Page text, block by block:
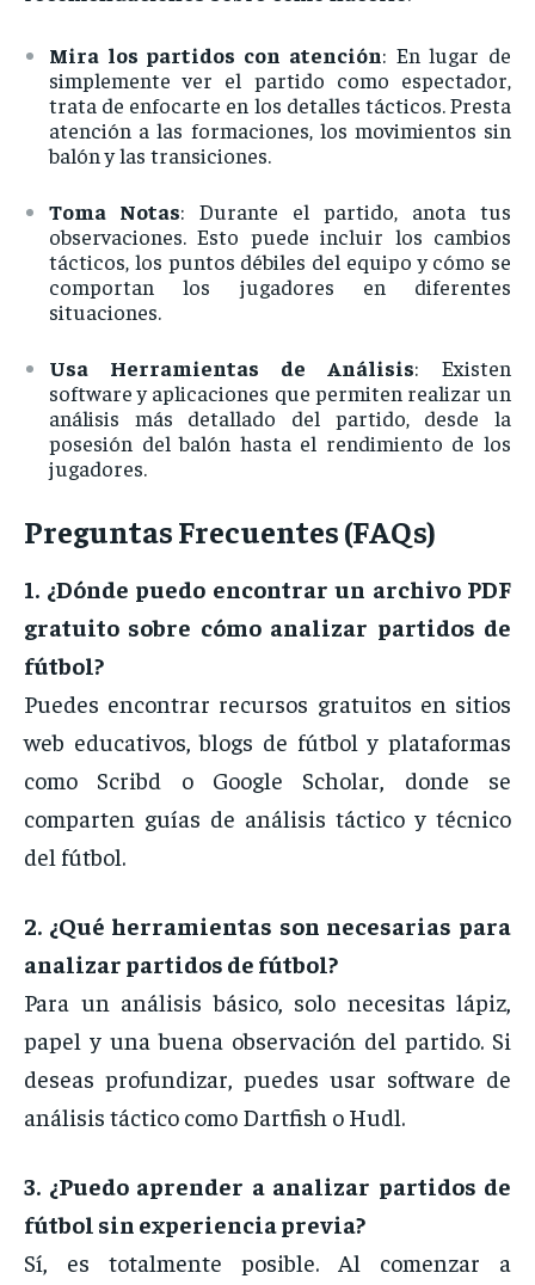
Mira los partidos con atención: Enlugar de
simplementever el partido como espectador,
trata de enfocarte en los detalles tácticos.Presta
atención alas formaciones, los movimientos sin
balónylas transiciones.
Toma Notas: Durante el partido, anota tus
observaciones.Esto puedeincluir los cambios
tácticos, los puntos débiles del equipoycómo se
comportanlos jugadores en diferentes
situaciones.
Usa Herramientas de Análisis: Existen
softwareyaplicaciones que permiten realizarun
análisis más detallado del partido, desdela
posesión delbalón hasta el rendimiento delos
jugadores.
PreguntasFrecuentes (FAQs)
1. ¿Dónde puedo encontrar un archivo PDF
gratuito sobre cómo analizar partidos de
fútbol?
Puedes encontrar recursos gratuitos en sitios
web educativos,blogs de fútbolyplataformas
como Scribd o Google Scholar, donde se
comparten guías de análisis táctico y técnico
del fútbol.
2. ¿Qué herramientas son necesarias para
analizar partidos de fútbol?
Para un análisisbásico, solo necesitas lápiz,
papel y unabuena observación del partido. Si
deseas profundizar, puedes usar software de
análisis táctico como Dartfish o Hudl.
3. ¿Puedo aprender a analizar partidos de
fútbol sin experiencia previa?
Sí, es totalmente posible. Al comenzar a